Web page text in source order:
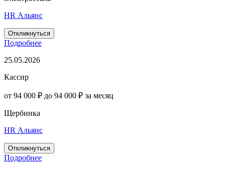
HR Альянс
Откликнуться
Подробнее
25.05.2026
Кассир
от 94 000 ₽ до 94 000 ₽ за месяц
Щербинка
HR Альянс
Откликнуться
Подробнее